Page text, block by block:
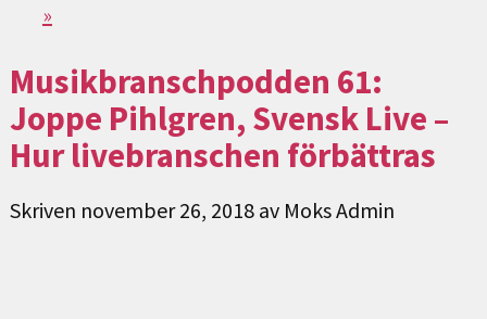
»
Musikbranschpodden 61:
Joppe Pihlgren, Svensk Live –
Hur livebranschen förbättras
Skriven november 26, 2018 av Moks Admin